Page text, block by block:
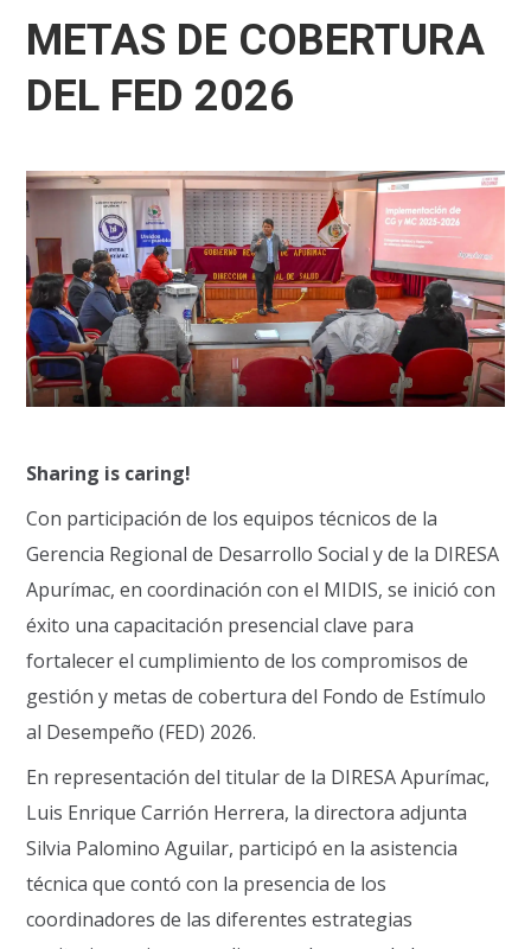
METAS DE COBERTURA
DEL FED 2026
Sharing is caring!
Con participación de los equipos técnicos de la
Gerencia Regional de Desarrollo Social y de la DIRESA
Apurímac, en coordinación con el MIDIS, se inició con
éxito una capacitación presencial clave para
fortalecer el cumplimiento de los compromisos de
gestión y metas de cobertura del Fondo de Estímulo
al Desempeño (FED) 2026.
En representación del titular de la DIRESA Apurímac,
Luis Enrique Carrión Herrera, la directora adjunta
Silvia Palomino Aguilar, participó en la asistencia
técnica que contó con la presencia de los
coordinadores de las diferentes estrategias